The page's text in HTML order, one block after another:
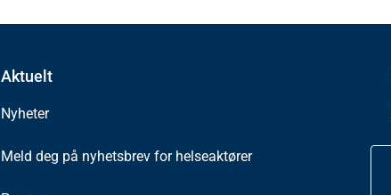
Aktuelt
Nyheter
Meld deg på nyhetsbrev for helseaktører